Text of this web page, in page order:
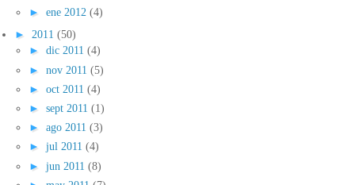
► ene 2012 (4)
► 2011 (50)
► dic 2011 (4)
► nov 2011 (5)
► oct 2011 (4)
► sept 2011 (1)
► ago 2011 (3)
► jul 2011 (4)
► jun 2011 (8)